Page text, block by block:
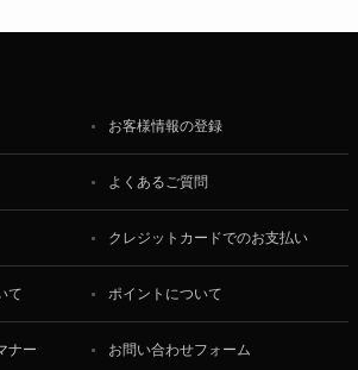
お客様情報の登録
よくあるご質問
クレジットカードでのお支払い
て ポイントについて
ナー お問い合わせフォーム